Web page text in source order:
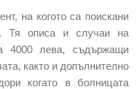
на когото са поискани
Тя описа и случаи на
4000 лева, съдържащи
както и допълнително
когато в болницата